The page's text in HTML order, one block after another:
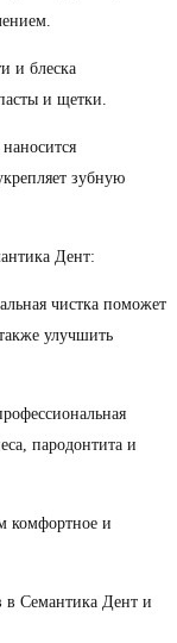
и блеска
и щетки.
зубную
Дент:
чистка поможет
улучшить
пародонтита и
комфортное и
в Семантика Дент и